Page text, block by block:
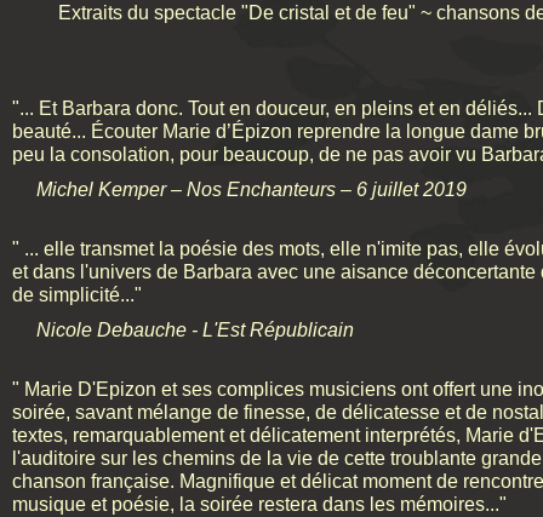
Extraits du spectacle "De cristal et de feu" ~ chansons
"... Et Barbara donc. Tout en douceur, en pleins et en déliés...
beauté... Écouter Marie d’Épizon reprendre la longue dame
peu la consolation, pour beaucoup, de ne pas avoir vu
Michel Kemper – Nos Enchanteurs – 6 juillet 2019
" ... elle transmet la poésie des mots, elle n'imite pas, elle
et dans l'univers de Barbara avec une aisance déconcertante
de simplicité..."
Nicole Debauche - L'Est Républicain
" Marie D'Epizon et ses complices musiciens ont offert une
soirée, savant mélange de finesse, de délicatesse et de
textes, remarquablement et délicatement interprétés, Marie
l'auditoire sur les chemins de la vie de cette troublante
chanson française. Magnifique et délicat moment de
musique et poésie, la soirée restera dans les mémoires..."